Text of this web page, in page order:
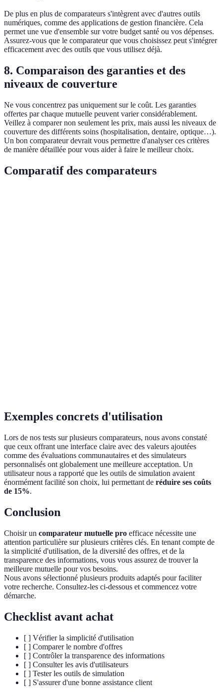
De plus en plus de comparateurs s'intègrent avec d'autres outils
numériques, comme des applications de gestion financière. Cela
permet une vue d'ensemble sur votre budget santé ou vos dépenses.
Assurez-vous que le comparateur que vous choisissez peut s'intégrer
efficacement avec des outils que vous utilisez déjà.
8. Comparaison des garanties et des
niveaux de couverture
Ne vous concentrez pas uniquement sur le coût. Les garanties
offertes par chaque mutuelle peuvent varier considérablement.
Veillez à comparer non seulement les prix, mais aussi les niveaux de
couverture des différents soins (hospitalisation, dentaire, optique…).
Un bon comparateur devrait vous permettre d'analyser ces critères
de manière détaillée pour vous aider à faire le meilleur choix.
Comparatif des comparateurs
Exemples concrets d'utilisation
Lors de nos tests sur plusieurs comparateurs, nous avons constaté
que ceux offrant une interface claire avec des valeurs ajoutées
comme des évaluations communautaires et des simulateurs
personnalisés ont globalement une meilleure acceptation. Un
utilisateur nous a rapporté que les outils de simulation avaient
énormément facilité son choix, lui permettant de réduire ses coûts
de 15%.
Conclusion
Choisir un comparateur mutuelle pro efficace nécessite une
attention particulière sur plusieurs critères clés. En tenant compte de
la simplicité d'utilisation, de la diversité des offres, et de la
transparence des informations, vous vous assurez de trouver la
meilleure mutuelle pour vos besoins.
Nous avons sélectionné plusieurs produits adaptés pour faciliter
votre recherche. Consultez-les ci-dessous et commencez votre
démarche.
Checklist avant achat
[ ] Vérifier la simplicité d'utilisation
[ ] Comparer le nombre d'offres
[ ] Contrôler la transparence des informations
[ ] Consulter les avis d'utilisateurs
[ ] Tester les outils de simulation
[ ] S'assurer d'une bonne assistance client